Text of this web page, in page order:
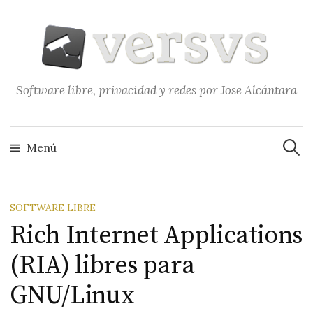
contenido
Software libre, privacidad y redes por Jose Alcántara
Menú
SOFTWARE LIBRE
Rich Internet Applications
(RIA) libres para
GNU/Linux